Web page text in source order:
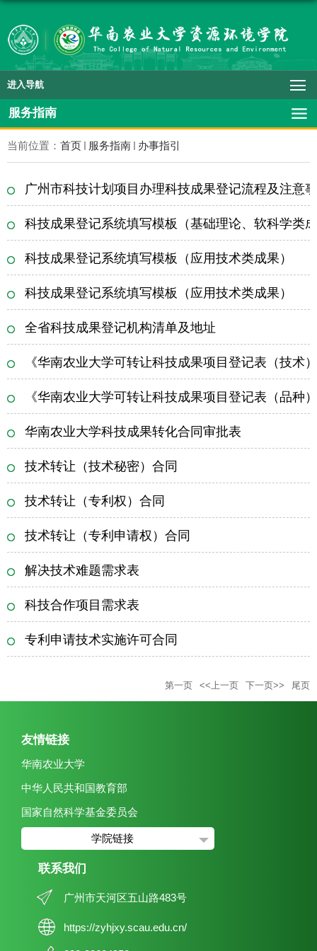
进入导航
服务指南
当前位置： 首页 服务指南 办事指引
广州市科技计划项目办理科技成果登记流程及注意
科技成果登记系统填写模板（基础理论、软科学类
科技成果登记系统填写模板（应用技术类成果）
科技成果登记系统填写模板（应用技术类成果）
全省科技成果登记机构清单及地址
《华南农业大学可转让科技成果项目登记表（技术
《华南农业大学可转让科技成果项目登记表（品种
华南农业大学科技成果转化合同审批表
技术转让（技术秘密）合同
技术转让（专利权）合同
技术转让（专利申请权）合同
解决技术难题需求表
科技合作项目需求表
专利申请技术实施许可合同
第一页 <<上一页 下一页>> 尾页
友情链接
华南农业大学
中华人民共和国教育部
国家自然科学基金委员会
学院链接
联系我们
广州市天河区五山路483号
https://zyhjxy.scau.edu.cn/